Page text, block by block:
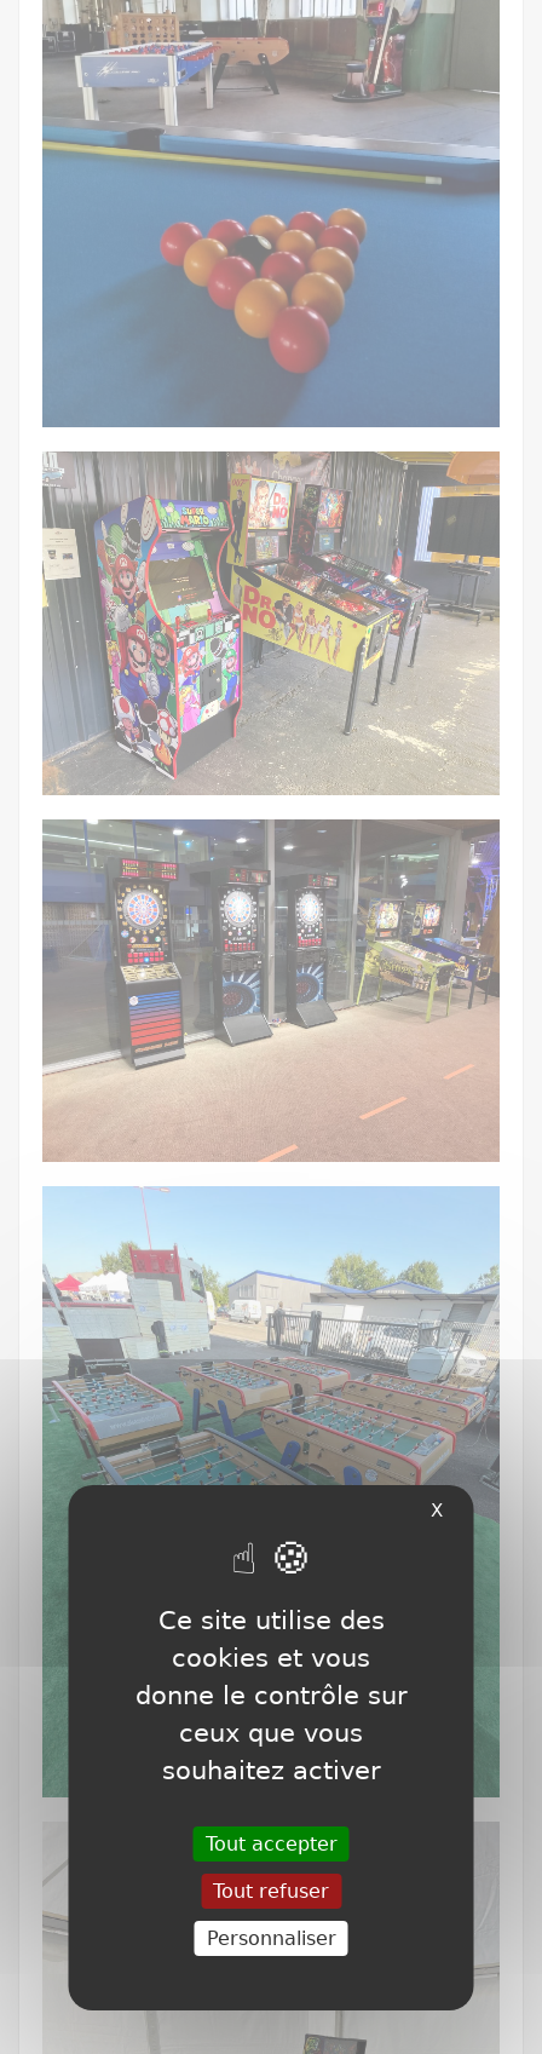
X
Ce site utilise des
cookies et vous
donne le contrôle sur
ceux que vous
souhaitez activer
Tout accepter
Tout refuser
Personnaliser